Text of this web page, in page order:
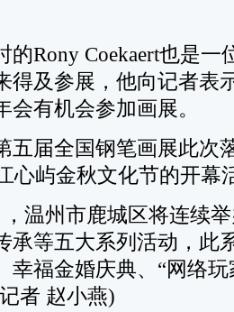
Rony Coekaert也是一
得及参展，他向记者表
会有机会参加画展。
届全国钢笔画展此次
心屿金秋文化节的开幕
州市鹿城区将连续举
承等五大系列活动，此
幸福金婚庆典、“网络
者 赵小燕)